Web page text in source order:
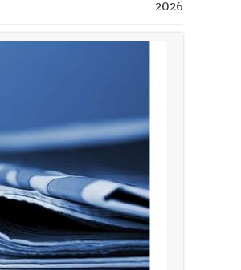
أخبار لبنان روابط القطاع
أخبار لبنان ليلة سقوط رياض
ثقوب في اقتراح
أخبار صيدا
المهندس محمد
2026